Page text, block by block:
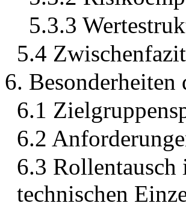
5.3.3
5.4 Zwischenfazit
6.
6.1
6.2
6.3
technischen